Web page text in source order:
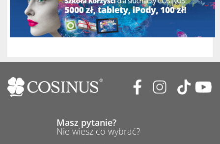
Masz pytanie?
Nie wiesz co wybrać?